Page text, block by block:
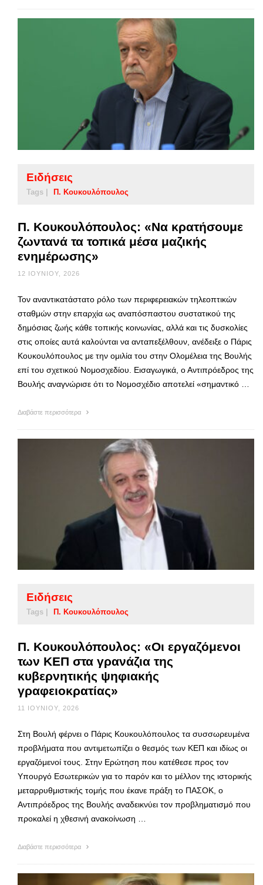
Ειδήσεις
Tags | Π. Κουκουλόπουλος
Π. Κουκουλόπουλος: «Να κρατήσουμε
ζωντανά τα τοπικά μέσα μαζικής
ενημέρωσης»
12 ΙΟΥΝΊΟΥ, 2026
Τον αναντικατάστατο ρόλο των περιφερειακών τηλεοπτικών
σταθμών στην επαρχία ως αναπόσπαστου συστατικού της
δημόσιας ζωής κάθε τοπικής κοινωνίας, αλλά και τις δυσκολίες
στις οποίες αυτά καλούνται να ανταπεξέλθουν, ανέδειξε ο Πάρις
Κουκουλόπουλος με την ομιλία του στην Ολομέλεια της Βουλής
επί του σχετικού Νομοσχεδίου. Εισαγωγικά, ο Αντιπρόεδρος της
Βουλής αναγνώρισε ότι το Νομοσχέδιο αποτελεί «σημαντικό …
Διαβάστε περισσότερα
Ειδήσεις
Tags | Π. Κουκουλόπουλος
Π. Κουκουλόπουλος: «Οι εργαζόμενοι
των ΚΕΠ στα γρανάζια της
κυβερνητικής ψηφιακής
γραφειοκρατίας»
11 ΙΟΥΝΊΟΥ, 2026
Στη Βουλή φέρνει ο Πάρις Κουκουλόπουλος τα συσσωρευμένα
προβλήματα που αντιμετωπίζει ο θεσμός των ΚΕΠ και ιδίως οι
εργαζόμενοί τους. Στην Ερώτηση που κατέθεσε προς τον
Υπουργό Εσωτερικών για το παρόν και το μέλλον της ιστορικής
μεταρρυθμιστικής τομής που έκανε πράξη το ΠΑΣΟΚ, ο
Αντιπρόεδρος της Βουλής αναδεικνύει τον προβληματισμό που
προκαλεί η χθεσινή ανακοίνωση …
Διαβάστε περισσότερα